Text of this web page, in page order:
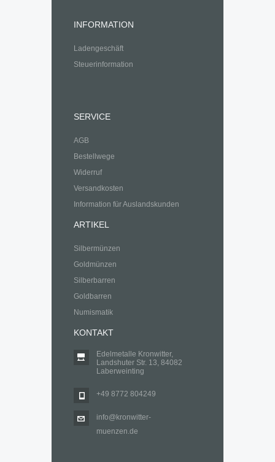
INFORMATION
Ladengeschäft
Steuerinformation
SERVICE
AGB
Bestellwege
Widerruf
Versandkosten
Information für Auslandskunden
ARTIKEL
Silbermünzen
Goldmünzen
Silberbarren
Goldbarren
Numismatik
KONTAKT
Edelmetalle Kronwitter,
Landshuter Str. 13, 84082
Laberweinting
+49 8772 804249
info@kronwitter-
muenzen.de